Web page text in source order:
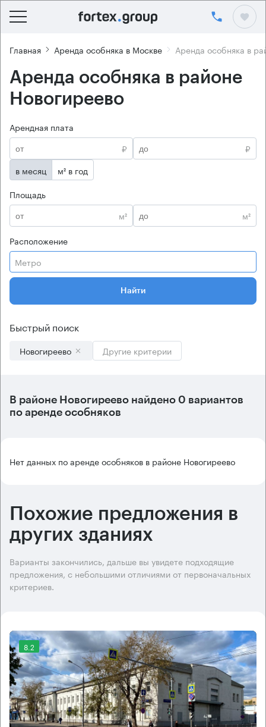
Главная Аренда особняка в Москве Аренда особняка в
Аренда особняка в районе
Новогиреево
Арендная плата
₽
₽
в месяц
м² в год
Площадь
м²
м²
Расположение
Метро
Найти
Быстрый поиск
Новогиреево Другие критерии
В районе Новогиреево найдено 0 вариантов
по аренде особняков
Нет данных по аренде особняков в районе Новогиреево
Похожие предложения в
других зданиях
Варианты закончились, дальше вы увидете подходящие
предложения, с небольшими отличиями от первоначальных
критериев.
8.2